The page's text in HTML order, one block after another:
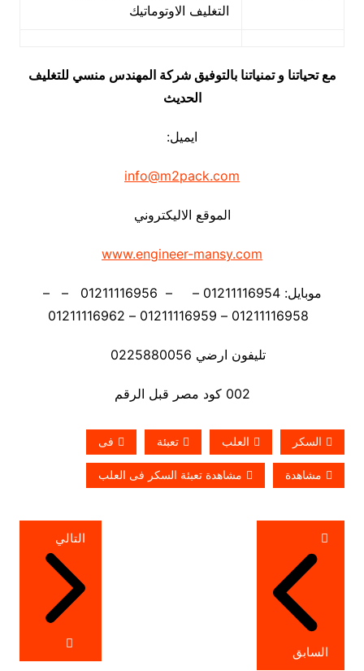
التغليف الاوتوماتيك
مع تحياتنا و تمنياتنا بالتوفيق شركة المهندس منسي للتغليف
الحديث
ايميل:
info@m2pack.com
الموقع الاليكتروني
www.engineer-mansy.com
موبايل: 01211116954 – – 01211116956 – –
تليفون ارضي 0225880056
002 كود مصر قبل الرقم
السكر العلب تعبئة فى
مشاهدة مشاهدة تعبئة السكر فى العلب
تصفّح
المقالات
السابق
التالي